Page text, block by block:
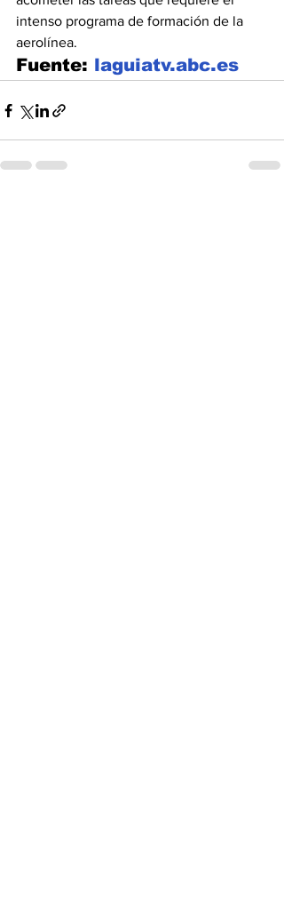
intenso programa de formación de la
aerolínea.
Fuente: laguiatv.abc.es